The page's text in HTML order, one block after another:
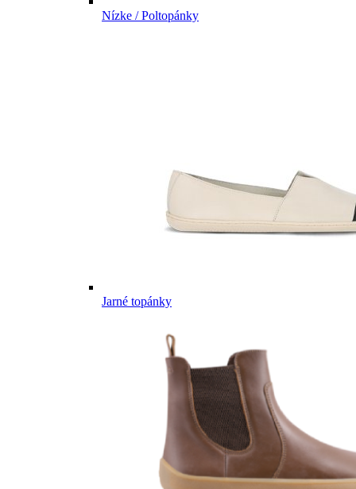
Nízke / Poltopánky
Jarné topánky